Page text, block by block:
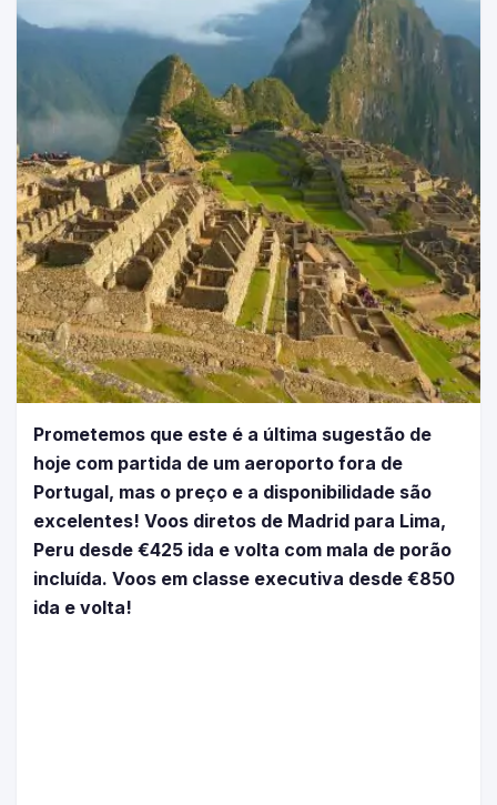
Prometemos que este é a última sugestão de
hoje com partida de um aeroporto fora de
Portugal, mas o preço e a disponibilidade são
excelentes! Voos diretos de Madrid para Lima,
Peru desde €425 ida e volta com mala de porão
incluída. Voos em classe executiva desde €850
ida e volta!